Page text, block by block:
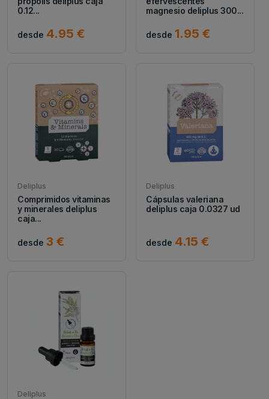
0.12...
desde 4.95 €
magnesio deliplus 300...
desde 1.95 €
Deliplus
Comprimidos vitaminas
y minerales deliplus
caja...
desde 3 €
Deliplus
Cápsulas valeriana
deliplus caja 0.0327 ud
desde 4.15 €
Deliplus